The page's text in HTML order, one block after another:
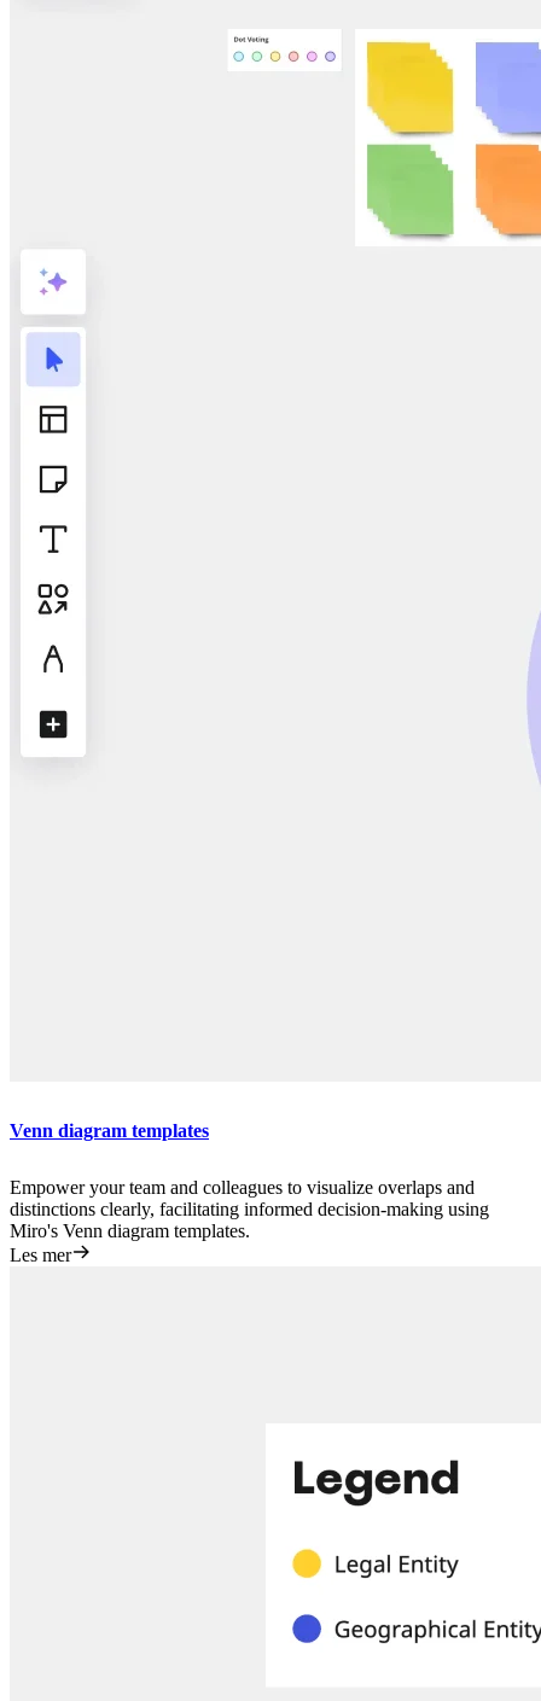
Venn diagram templates
Empower your team and colleagues to visualize overlaps and
distinctions clearly, facilitating informed decision-making using
Miro's Venn diagram templates.
Les mer